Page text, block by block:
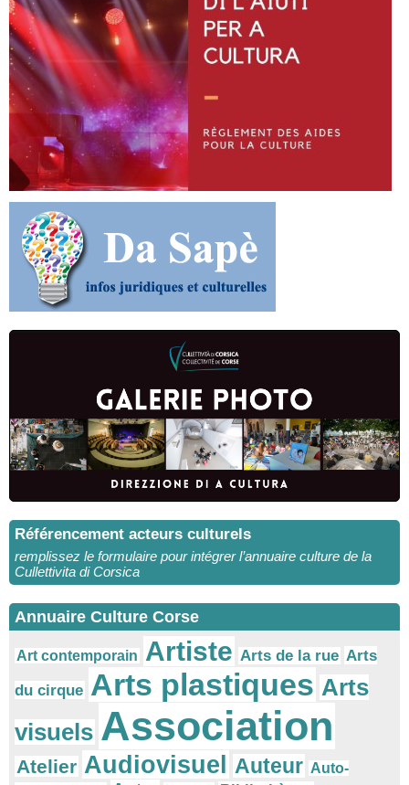
Référencement acteurs culturels
remplissez le formulaire pour intégrer l’annuaire culture de la
Cullettivita di Corsica
Annuaire Culture Corse
Art contemporain Artiste Arts de la rue Arts
du cirque Arts plastiques Arts
visuels Association
Atelier Audiovisuel Auteur Auto-